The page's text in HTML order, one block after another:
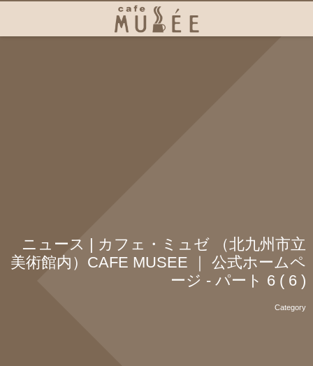
ニュース | カフェ・ミュゼ （北九州市立
美術館内）CAFE MUSEE ｜ 公式ホームペ
ージ - パート 6 ( 6 )
Category